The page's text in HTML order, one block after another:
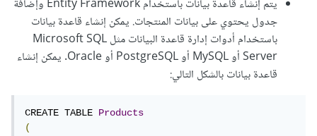
يتم إنشاء قاعدة بيانات باستخدام Entity Framework وإضافة
جدول يحتوي على بيانات المنتجات. يمكن إنشاء قاعدة بيانات
باستخدام أدوات إدارة قاعدة البيانات مثل Microsoft SQL
Server أو MySQL أو PostgreSQL أو Oracle. يمكن إنشاء
قاعدة بيانات بالشكل التالي:
CREATE TABLE Products
(